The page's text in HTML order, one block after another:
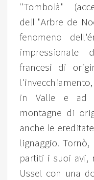
"Tombolà"
dell'"Arbre de
fenomeno
francesi di
in Valle e ad
montagne di
anche le
lignaggio.
partiti i suoi avi,
Ussel con una